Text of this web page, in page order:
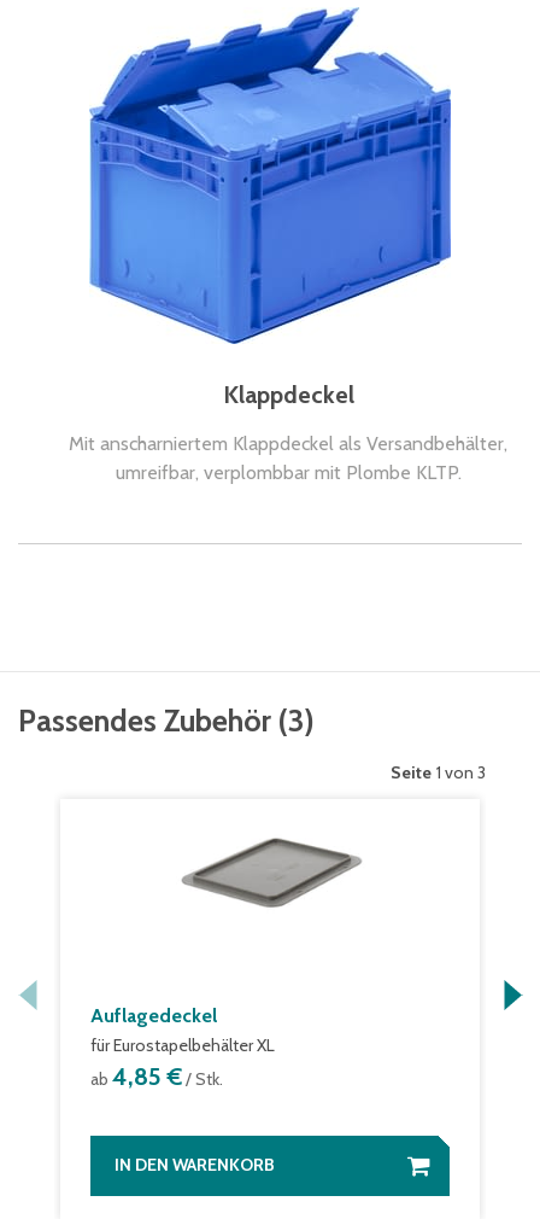
Klappdeckel
Mit anscharniertem Klappdeckel als Versandbehälter,
umreifbar, verplombbar mit Plombe KLTP.
Passendes Zubehör (3)
Seite 1 von 3
Auflagedeckel
für Eurostapelbehälter XL
ab 4,85 €/ Stk.
IN DEN WARENKORB